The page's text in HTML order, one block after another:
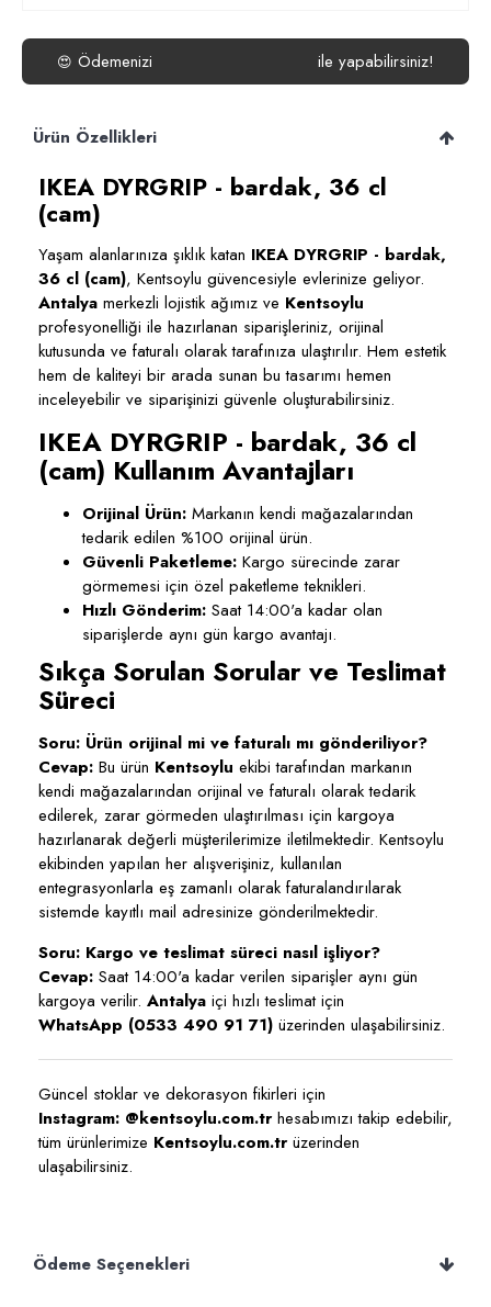
😍 Ödemenizi ile yapabilirsiniz!
Ürün Özellikleri
IKEA DYRGRIP - bardak, 36 cl
(cam)
Yaşam alanlarınıza şıklık katan IKEA DYRGRIP - bardak,
36 cl (cam), Kentsoylu güvencesiyle evlerinize geliyor.
Antalya merkezli lojistik ağımız ve Kentsoylu
profesyonelliği ile hazırlanan siparişleriniz, orijinal
kutusunda ve faturalı olarak tarafınıza ulaştırılır. Hem estetik
hem de kaliteyi bir arada sunan bu tasarımı hemen
inceleyebilir ve siparişinizi güvenle oluşturabilirsiniz.
IKEA DYRGRIP - bardak, 36 cl
(cam) Kullanım Avantajları
Orijinal Ürün: Markanın kendi mağazalarından
tedarik edilen %100 orijinal ürün.
Güvenli Paketleme: Kargo sürecinde zarar
görmemesi için özel paketleme teknikleri.
Hızlı Gönderim: Saat 14:00'a kadar olan
siparişlerde aynı gün kargo avantajı.
Sıkça Sorulan Sorular ve Teslimat
Süreci
Soru: Ürün orijinal mi ve faturalı mı gönderiliyor?
Cevap: Bu ürün Kentsoylu ekibi tarafından markanın
kendi mağazalarından orijinal ve faturalı olarak tedarik
edilerek, zarar görmeden ulaştırılması için kargoya
hazırlanarak değerli müşterilerimize iletilmektedir. Kentsoylu
ekibinden yapılan her alışverişiniz, kullanılan
entegrasyonlarla eş zamanlı olarak faturalandırılarak
sistemde kayıtlı mail adresinize gönderilmektedir.
Soru: Kargo ve teslimat süreci nasıl işliyor?
Cevap: Saat 14:00'a kadar verilen siparişler aynı gün
kargoya verilir. Antalya içi hızlı teslimat için
WhatsApp (0533 490 91 71) üzerinden ulaşabilirsiniz.
Güncel stoklar ve dekorasyon fikirleri için
Instagram: @kentsoylu.com.trhesabımızı takip edebilir,
tüm ürünlerimize Kentsoylu.com.trüzerinden
ulaşabilirsiniz.
Ödeme Seçenekleri